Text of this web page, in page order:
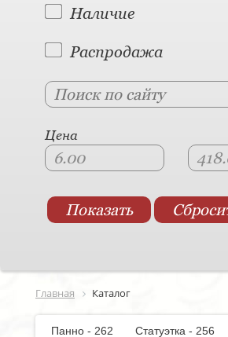
Наличие
Распродажа
Цена
Главная Каталог
Панно - 262 Статуэтка - 256